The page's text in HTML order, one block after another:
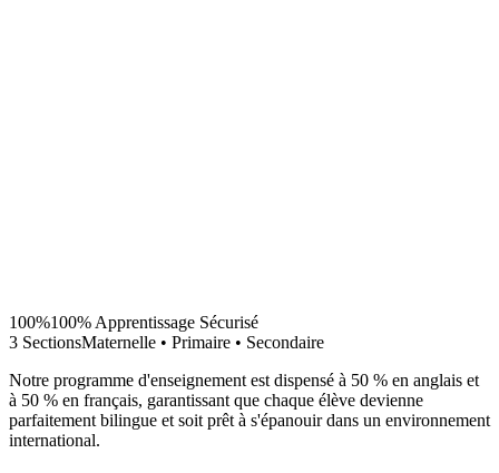
100%100% Apprentissage Sécurisé
3 SectionsMaternelle • Primaire • Secondaire
Notre programme d'enseignement est dispensé à 50 % en anglais et
à 50 % en français, garantissant que chaque élève devienne
parfaitement bilingue et soit prêt à s'épanouir dans un environnement
international.